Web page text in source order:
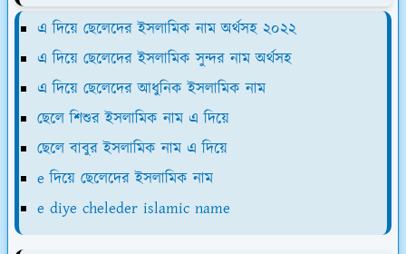
এ দিয়ে ছেলেদের ইসলামিক নাম অর্থসহ ২০২২
এ দিয়ে ছেলেদের ইসলামিক সুন্দর নাম অর্থসহ
এ দিয়ে ছেলেদের আধুনিক ইসলামিক নাম
ছেলে শিশুর ইসলামিক নাম এ দিয়ে
ছেলে বাবুর ইসলামিক নাম এ দিয়ে
e দিয়ে ছেলেদের ইসলামিক নাম
e diye cheleder islamic name